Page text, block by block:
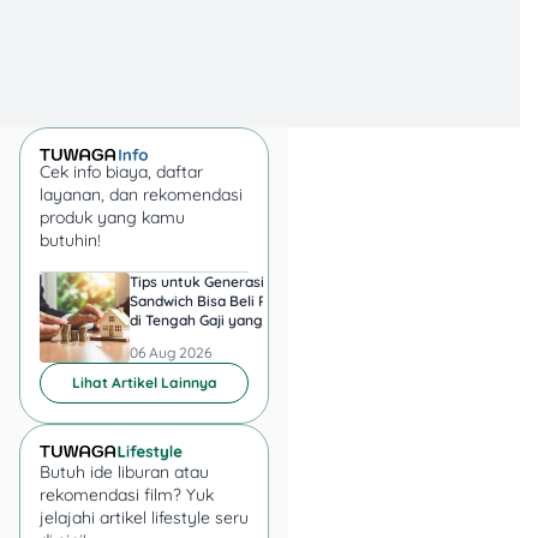
4. Klik “Tarik”
(Withdraw)
Pilih tombol“Tarik” atau
“Withdraw”untuk
mencairkan saldo.
5. Pilih Nominal &
Metode Penarikan
Pilih nominal uang yang
ingin kamu tarik dan
Cek info biaya, daftar
layanan, dan rekomendasi
produk yang kamu
butuhin!
Tips untuk Generasi
Sandwich Bisa Beli Rumah
di Tengah Gaji yang
06 Aug 2026
Lihat Artikel Lainnya
Butuh ide liburan atau
rekomendasi film? Yuk
jelajahi artikel lifestyle seru